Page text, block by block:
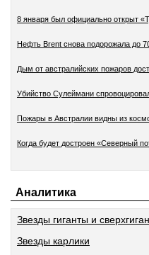
8 января был официально открыт
Нефть Brent снова подорожала до
Дым от австралийских пожаров
Убийство Сулеймани
Пожары в Австралии видны из
Когда будет достроен «Северный
Аналитика
Звезды гиганты и
Звезды карлики